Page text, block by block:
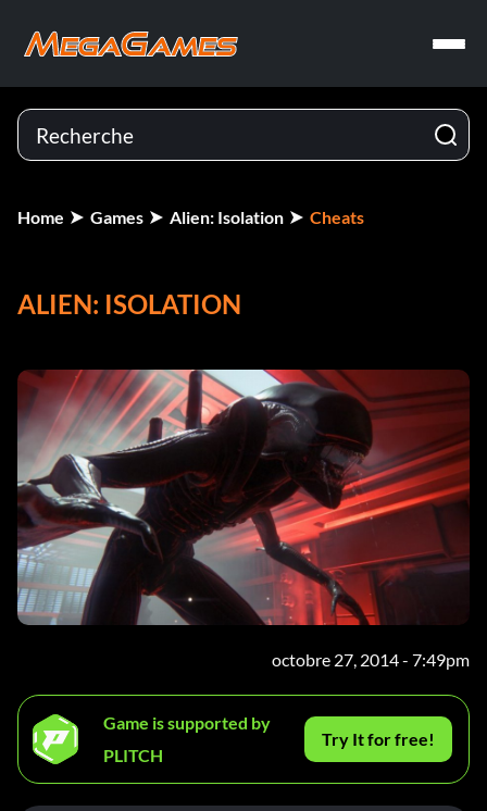
Home Games Alien: Isolation Cheats
ALIEN: ISOLATION
octobre 27, 2014 - 7:49pm
Game is supported by
PLITCH
Try It for free!